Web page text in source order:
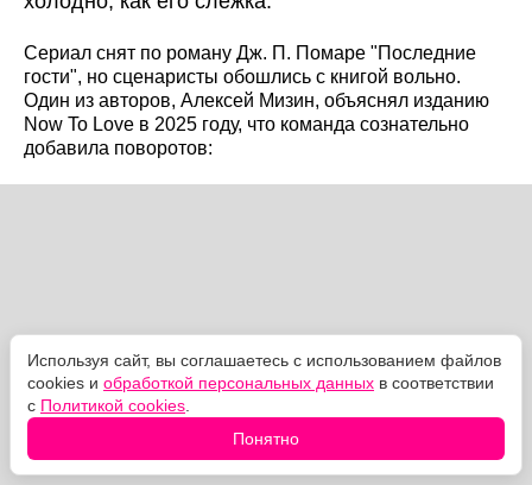
Сериал снят по роману Дж. П. Помаре "Последние
гости", но сценаристы обошлись с книгой вольно.
Один из авторов, Алексей Мизин, объяснял изданию
Now To Love в 2025 году, что команда сознательно
добавила поворотов:
Используя сайт, вы соглашаетесь с использованием файлов
cookies и обработкой персональных данных в соответствии
с Политикой cookies
Понятно